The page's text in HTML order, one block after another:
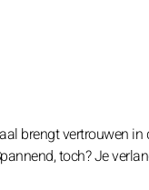
brengt vertrouwen in
toch? Je